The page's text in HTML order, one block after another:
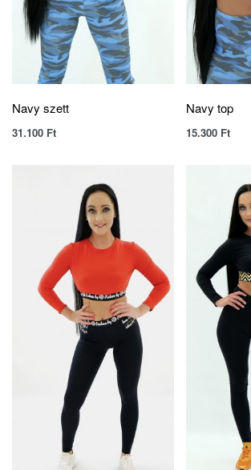
Navy szett
31.100 Ft
Navy top
15.300 Ft